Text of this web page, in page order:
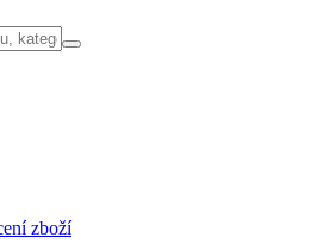
zboží